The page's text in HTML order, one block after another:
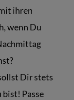
ihren
wenn Du
Dir stets
bist! Passe